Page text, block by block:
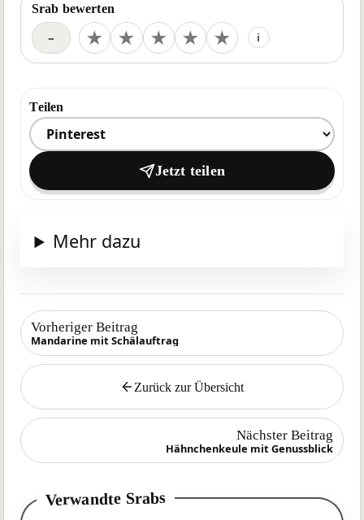
Srab bewerten
– Deine Bewertung ★
★
★
★
★ i
Teilen
Ziel zum Teilen auswählenJetzt teilen
Mehr dazu
Vorheriger Beitrag
Mandarine mit Schälauftrag
Zurück
Zurück zur Übersicht
Nächster Beitrag
Hähnchenkeule mit Genussblick
Verwandte Srabs